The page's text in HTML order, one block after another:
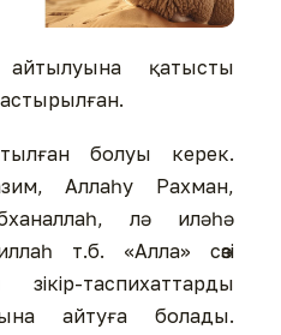
айтылуына қатысты
болуы керек.
Аллаһу Рахман,
лә иләһә
т.б. «Алла» сөзі
таспихаттарды
айтуға болады.